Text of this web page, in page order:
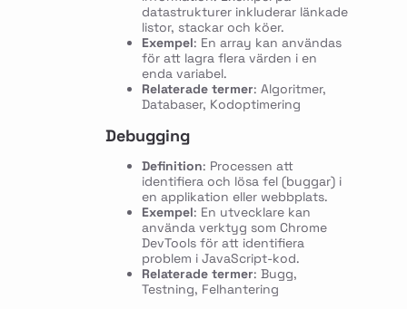
datastrukturer inkluderar länkade
listor, stackar och köer.
Exempel: En array kan användas
för att lagra flera värden i en
enda variabel.
Relaterade termer: Algoritmer,
Databaser, Kodoptimering
Debugging
Definition: Processen att
identifiera och lösa fel (buggar) i
en applikation eller webbplats.
Exempel: En utvecklare kan
använda verktyg som Chrome
DevTools för att identifiera
problem i JavaScript-kod.
Relaterade termer: Bugg,
Testning, Felhantering